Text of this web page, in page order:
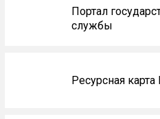
Портал
службы
Ресурсная